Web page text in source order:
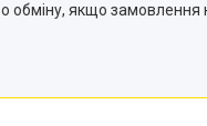
обміну, якщо замовлення